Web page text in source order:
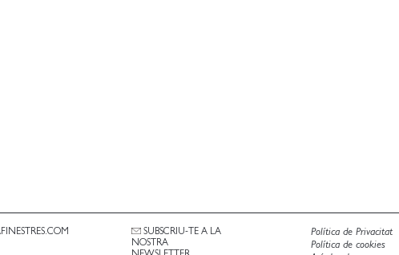
SUBSCRIU-TE A LA
NOSTRA
Política de Privacitat
Política de cookies